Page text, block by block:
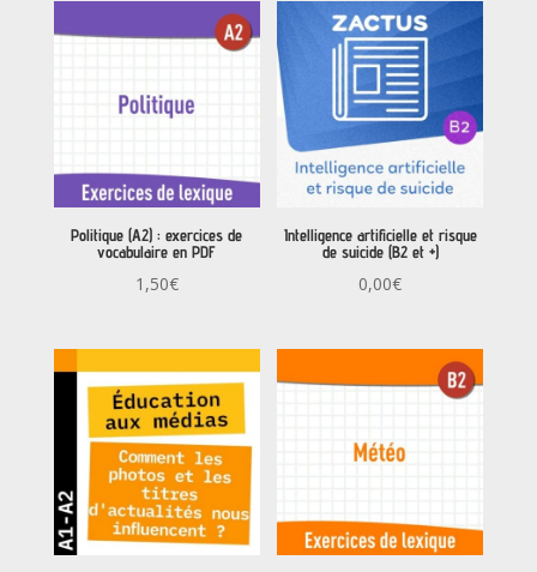
Politique (A2) : exercices de
vocabulaire en PDF
1,50€
Intelligence artificielle et risque
de suicide (B2 et +)
0,00€